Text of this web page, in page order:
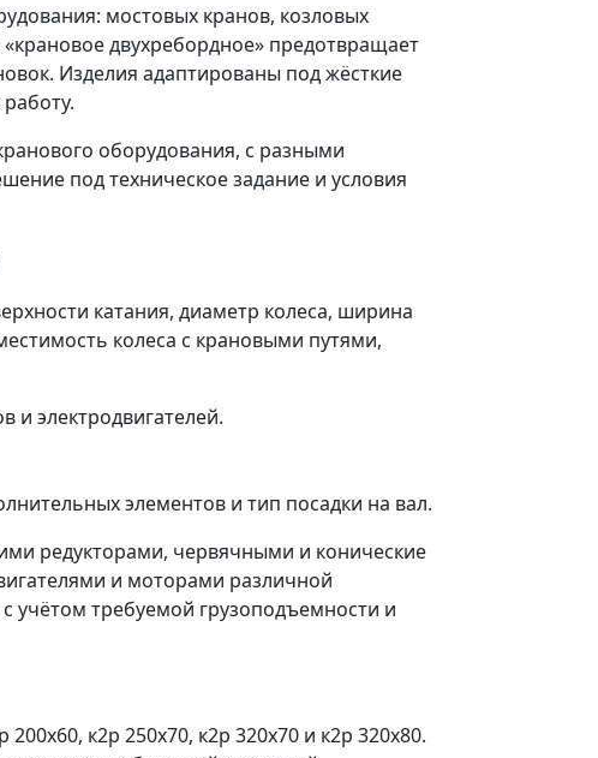
мостовых кранов, козловых
двухребордное» предотвращает
Изделия адаптированы под жёсткие
оборудования, с разными
под техническое задание и условия
катания, диаметр колеса, ширина
колеса с крановыми путями,
и электродвигателей.
элементов и тип посадки на вал.
редукторами, червячными и конические
и моторами различной
учётом требуемой грузоподъемности и
к2р 250х70, к2р 320х70 и к2р 320х80.